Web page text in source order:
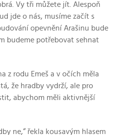
Vy tři můžete jít. Alespoň
jde o nás, musíme začít s
opevnění Arašinu bude
budeme potřebovat sehnat
z rodu Emeš a v očích měla
že hradby vydrží, ale pro
abychom měli aktivnější
ne,“ řekla kousavým hlasem